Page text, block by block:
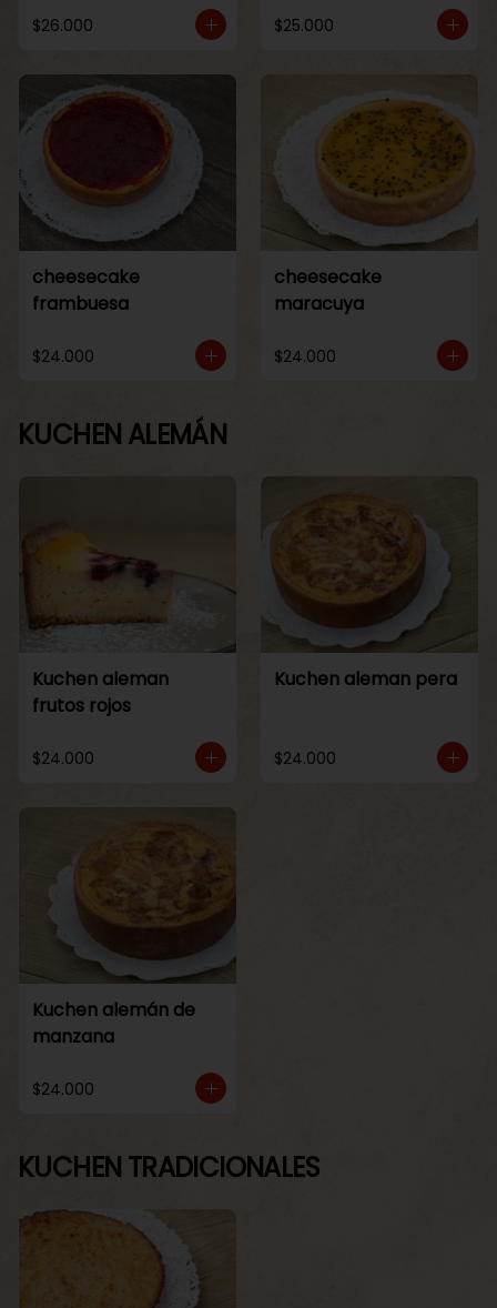
$26.000 $25.000
cheesecake
frambuesa
$24.000
cheesecake
maracuya
$24.000
KUCHEN ALEMÁN
Kuchen aleman
frutos rojos
$24.000
Kuchen aleman pera
$24.000
Kuchen alemán de
manzana
$24.000
KUCHEN TRADICIONALES